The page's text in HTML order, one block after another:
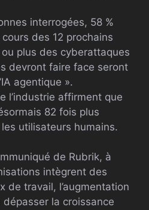
interrogées, 58 %
cours des 12 prochains
plus des cyberattaques
devront faire face seront
agentique ».
l’industrie affirment que
82 fois plus
utilisateurs humains.
de Rubrik, à
intègrent des
de travail, l’augmentation
la croissance